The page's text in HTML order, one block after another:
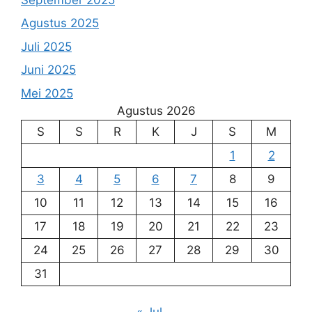
Agustus 2025
Juli 2025
Juni 2025
Mei 2025
Agustus 2026
S
S R K J S
M
1
2
3
4 5 6 7 8
9
10
11 12 13 14 15
16
17
18 19 20 21 22
23
24
25 26 27 28 29
30
31